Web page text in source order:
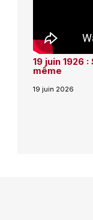
19 juin 1926
même
19 juin 2026